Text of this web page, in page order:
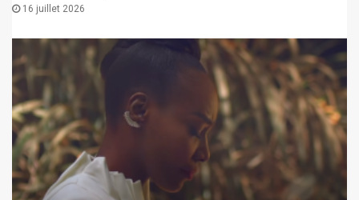
16 juillet 2026